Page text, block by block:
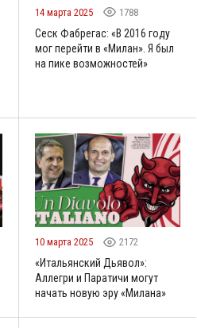
14 марта 2025 1788
Сеск Фабрегас: «В 2016 году
мог перейти в «Милан». Я был
на пике возможностей»
10 марта 2025 2172
«Итальянский Дьявол»:
Аллегри и Паратичи могут
начать новую эру «Милана»